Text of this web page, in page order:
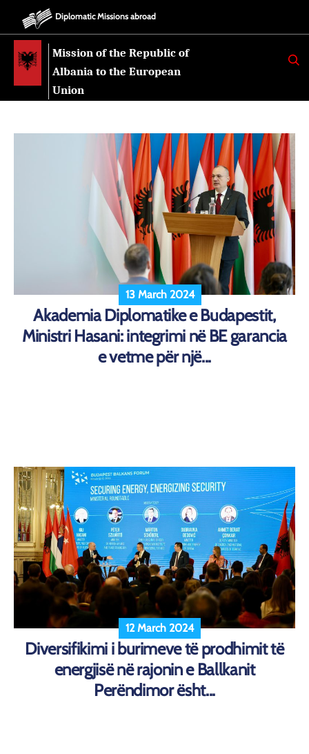
Diplomatic Missions abroad
Mission of the Republic of
Albania to the European
Union
K
E
13 March 2024
Akademia Diplomatike e Budapestit,
Ministri Hasani: integrimi në BE garancia
e vetme për një...
12 March 2024
Diversifikimi i burimeve të prodhimit të
energjisë në rajonin e Ballkanit
Perëndimor ësht...